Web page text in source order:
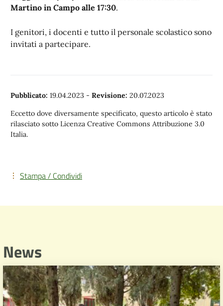
Martino in Campo alle 17:30.
I genitori, i docenti e tutto il personale scolastico sono
invitati a partecipare.
Pubblicato: 19.04.2023 - Revisione: 20.07.2023
Eccetto dove diversamente specificato, questo articolo è stato
rilasciato sotto Licenza Creative Commons Attribuzione 3.0
Italia.
Stampa / Condividi
News